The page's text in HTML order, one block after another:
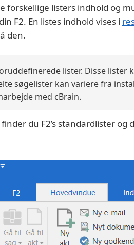
forskellige listers indhold og
F2. En listes indhold vises i
den.
lister. Disse lister
søgelister kan variere fra
med cBrain.
du F2’s standardlister og